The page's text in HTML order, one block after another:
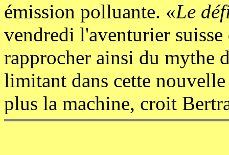
émission polluante. «Le
vendredi l'aventurier
rapprocher ainsi du mythe
limitant dans cette
plus la machine, croit